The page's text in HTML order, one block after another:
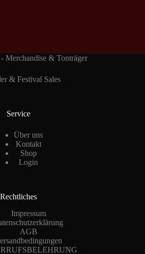
Merchandise & Tonträger
& Festival Sales
Service
Über uns
Kontakt
Shop
Login
Rechtliches
Impressum
AGB